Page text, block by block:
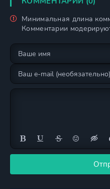
Минимальная длина
Комментарии